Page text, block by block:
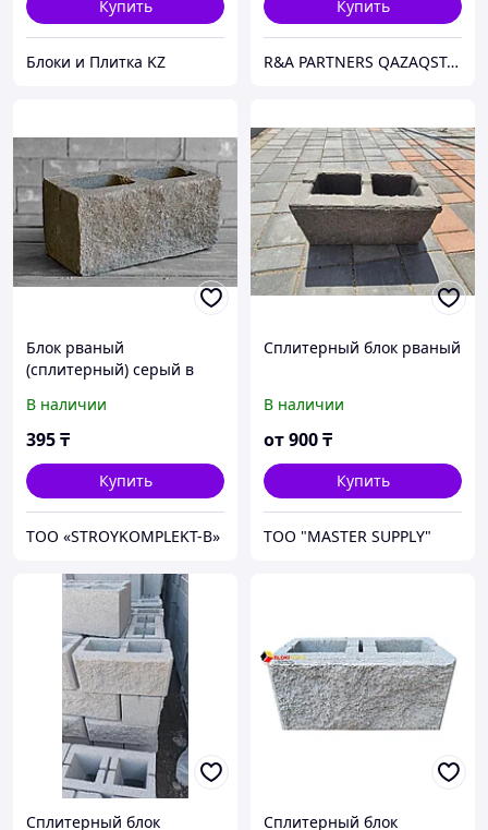
Купить
Блоки и Плитка KZ
Купить
R&A PARTNERS QAZAQSTAN
Блок рваный
(сплитерный) серый в
В наличии
395₸
Купить
ТОО «STROYKOMPLEKT-B»
Сплитерный блок рваный
В наличии
от900₸
Купить
ТОО "MASTER SUPPLY"
Сплитерный блок
Сплитерный блок